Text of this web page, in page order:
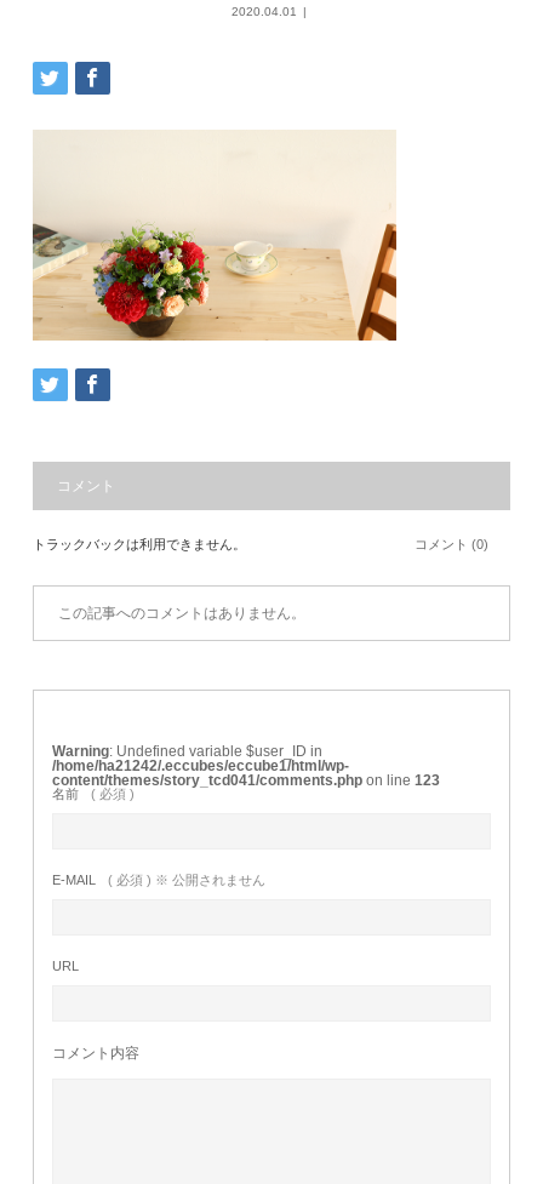
2020.04.01
コメント
トラックバックは利用できません。 コメント (0)
この記事へのコメントはありません。
Warning : Undefined variable $user_ID in
/home/ha21242/.eccubes/eccube1/html/wp-
content/themes/story_tcd041/comments.php on line123
名前 ( 必須 )
E-MAIL ( 必須 ) ※ 公開されません
URL
コメント内容